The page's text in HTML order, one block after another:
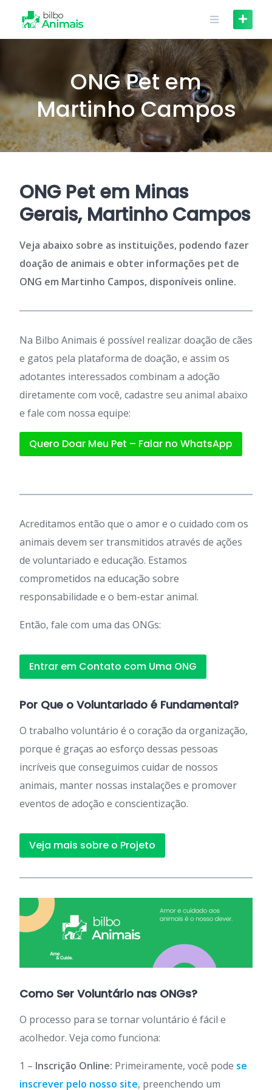
content
ONG Pet em
Martinho Campos
ONG Pet em Minas
Gerais, Martinho Campos
Veja abaixo sobre as instituições, podendo fazer
doação de animais e obter informações pet de
ONG em Martinho Campos, disponíveis online.
Na Bilbo Animais é possível realizar doação de cães
e gatos pela plataforma de doação, e assim os
adotantes interessados combinam a adoção
diretamente com você, cadastre seu animal abaixo
e fale com nossa equipe:
Quero Doar Meu Pet – Falar no WhatsApp
Acreditamos então que o amor e o cuidado com os
animais devem ser transmitidos através de ações
de voluntariado e educação. Estamos
comprometidos na educação sobre
responsabilidade e o bem-estar animal.
Então, fale com uma das ONGs:
Entrar em Contato com Uma ONG
Por Que o Voluntariado é Fundamental?
O trabalho voluntário é o coração da organização,
porque é graças ao esforço dessas pessoas
incríveis que conseguimos cuidar de nossos
animais, manter nossas instalações e promover
eventos de adoção e conscientização.
Veja mais sobre o Projeto
Como Ser Voluntário nas ONGs?
O processo para se tornar voluntário é fácil e
acolhedor. Veja como funciona:
1 – Inscrição Online: Primeiramente, você pode se
inscrever pelo nosso site, preenchendo um